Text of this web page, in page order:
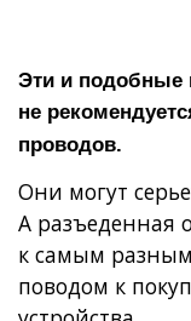
Эти и подобные
не
проводов.
Они могут
А разъеденная
к самым разным
поводом к